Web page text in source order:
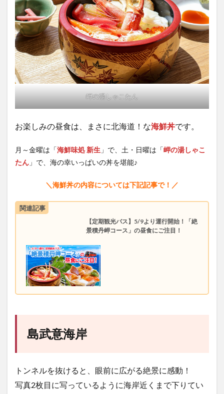
岬の湯しゃこたん
お楽しみの昼食は、まさに北海道！な海鮮丼です。
月～金曜は「海鮮味処 新生 」で、土・日曜は「岬の湯しゃこ
たん 」で、海の幸いっぱいの丼を堪能♪
＼海鮮丼の内容については下記記事で！／
関連記事
【定期観光バス】5/9より運行開始！「絶
景積丹岬コース」の昼食にご注目！
島武意海岸
トンネルを抜けると、眼前に広がる絶景に感動！
写真2枚目に写っているように海岸近くまで下りてい